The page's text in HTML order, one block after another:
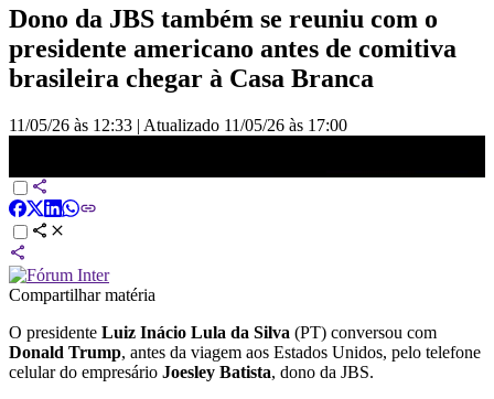
Dono da JBS também se reuniu com o
presidente americano antes de comitiva
brasileira chegar à Casa Branca
11/05/26 às 12:33 | Atualizado 11/05/26 às 17:00
Compartilhar matéria
O presidente Luiz Inácio Lula da Silva (PT) conversou com
Donald Trump, antes da viagem aos Estados Unidos, pelo telefone
celular do empresário Joesley Batista, dono da JBS.